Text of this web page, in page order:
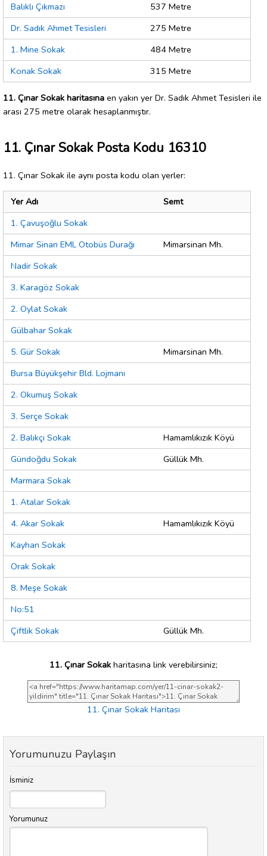
Balıklı Çıkmazı
537 Metre
Dr. Sadık Ahmet Tesisleri
275 Metre
1. Mine Sokak
484 Metre
Konak Sokak
315 Metre
11. Çınar Sokak haritasına en yakın yer Dr. Sadık Ahmet Tesisleri ile
arası 275 metre olarak hesaplanmıştır.
11. Çınar Sokak Posta Kodu 16310
11. Çınar Sokak ile aynı posta kodu olan yerler:
Yer Adı
Semt
1. Çavuşoğlu Sokak
Mimar Sinan EML Otobüs Durağı
Mimarsinan Mh.
Nadir Sokak
3. Karagöz Sokak
2. Oylat Sokak
Gülbahar Sokak
5. Gür Sokak
Mimarsinan Mh.
Bursa Büyükşehir Bld. Lojmanı
2. Okumuş Sokak
3. Serçe Sokak
2. Balıkçı Sokak
Hamamlıkızık Köyü
Gündoğdu Sokak
Güllük Mh.
Marmara Sokak
1. Atalar Sokak
4. Akar Sokak
Hamamlıkızık Köyü
Kayhan Sokak
Orak Sokak
8. Meşe Sokak
No:51
Çiftlik Sokak
Güllük Mh.
11. Çınar Sokak haritasına link verebilirsiniz;
11. Çınar Sokak Haritası
Yorumunuzu Paylaşın
İsminiz
Yorumunuz